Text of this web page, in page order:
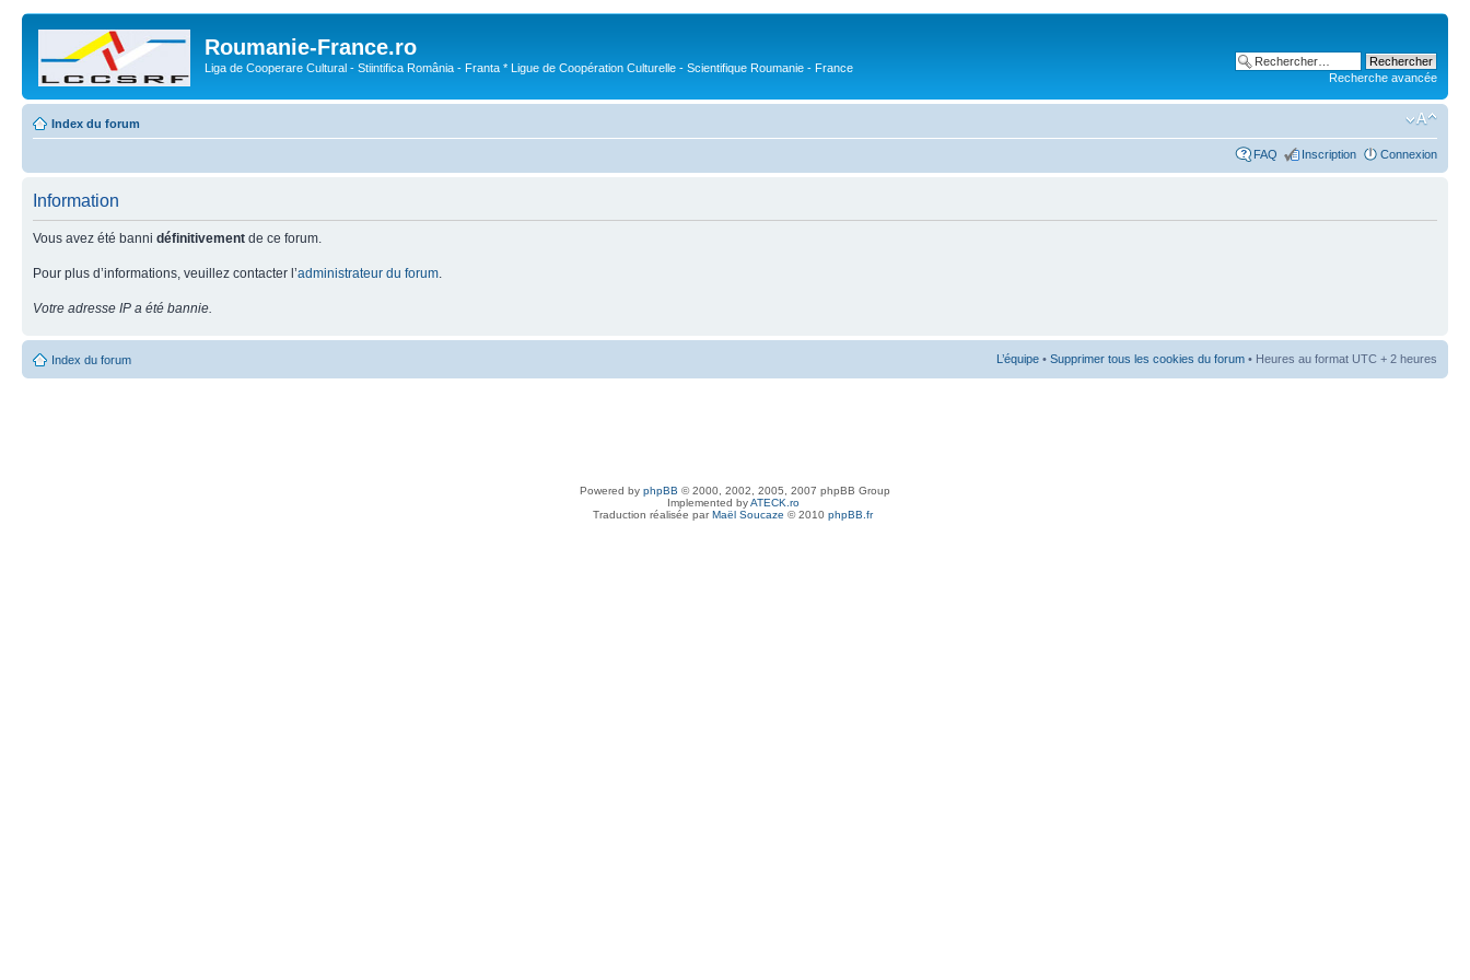
Roumanie-France.ro
Liga de Cooperare Cultural - Stiintifica România - Franta * Ligue de Coopération Culturelle - Scientifique Roumanie - France
Recherche avancée
Index du forum
FAQ Inscription Connexion
Information
Vous avez été banni définitivement de ce forum.
Pour plus d’informations, veuillez contacter l’administrateur du forum
Votre adresse IP a été bannie.
Index du forum L’équipe • Supprimer tous les cookies du forum • Heures au format UTC + 2 heures
Powered by phpBB © 2000, 2002, 2005, 2007 phpBB Group
Implemented byATECK.ro
Traduction réalisée parMaël Soucaze © 2010 phpBB.fr